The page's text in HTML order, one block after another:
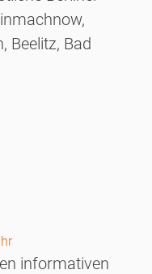
Beelitz, Bad
informativen